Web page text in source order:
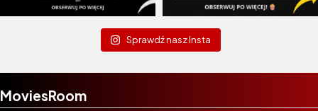
Sprawdź nasz Insta
MoviesRoom